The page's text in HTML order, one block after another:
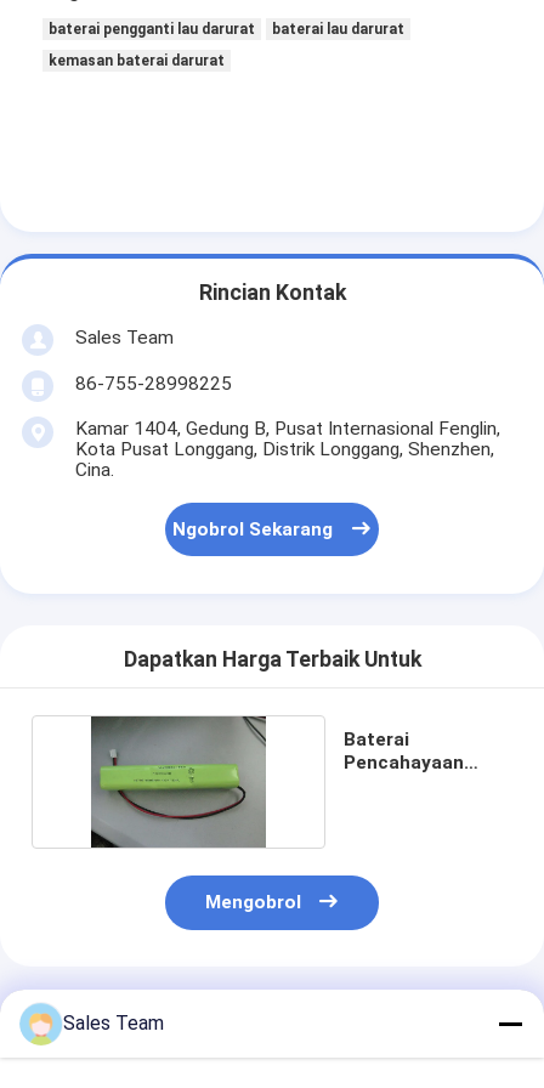
baterai pengganti lau darurat
baterai lau darurat
kemasan baterai darurat
Rincian Kontak
Sales Team
86-755-28998225
Kamar 1404, Gedung B, Pusat Internasional Fenglin,
Kota Pusat Longgang, Distrik Longgang, Shenzhen,
Cina.
Ngobrol Sekarang
Dapatkan Harga Terbaik Untuk
Baterai
Pencahayaan
Mengobrol
Rekomendasi Produk
Sales Team